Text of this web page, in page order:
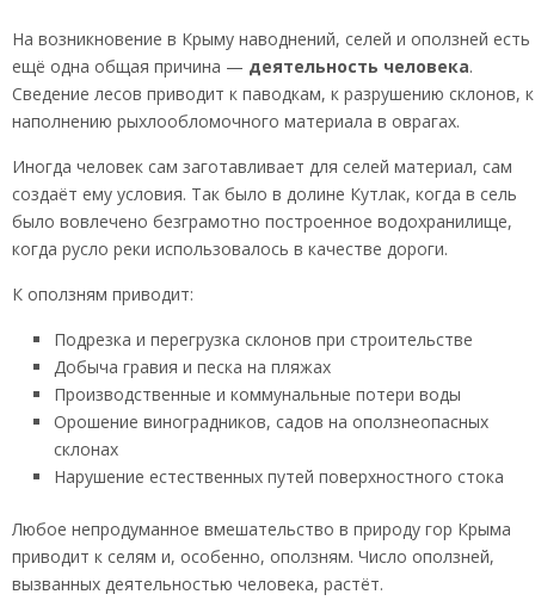
На возникновение в Крыму наводнений, селей и оползней есть
ещё одна общая причина — деятельность человека.
Сведение лесов приводит к паводкам, к разрушению склонов, к
наполнению рыхлообломочного материала в оврагах.
Иногда человек сам заготавливает для селей материал, сам
создаёт ему условия. Так было в долине Кутлак, когда в сель
было вовлечено безграмотно построенное водохранилище,
когда русло реки использовалось в качестве дороги.
К оползням приводит:
Подрезка и перегрузка склонов при строительстве
Добыча гравия и песка на пляжах
Производственные и коммунальные потери воды
Орошение виноградников, садов на оползнеопасных
склонах
Нарушение естественных путей поверхностного стока
Любое непродуманное вмешательство в природу гор Крыма
приводит к селям и, особенно, оползням. Число оползней,
вызванных деятельностью человека, растёт.